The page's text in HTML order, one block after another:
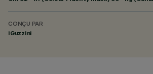
CONÇU PAR
iGuzzini